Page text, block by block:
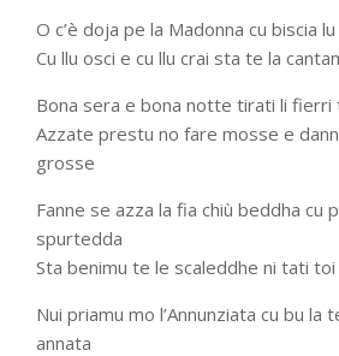
O c’è doja pe la Madonna cu biscia
Cu llu osci e cu llu crai sta te la
Bona sera e bona notte tirati li
Azzate prestu no fare mosse e
grosse
Fanne se azza la fia chiù beddha cu
spurtedda
Sta benimu te le scaleddhe ni tati
Nui priamu mo l’Annunziata cu bu la
annata